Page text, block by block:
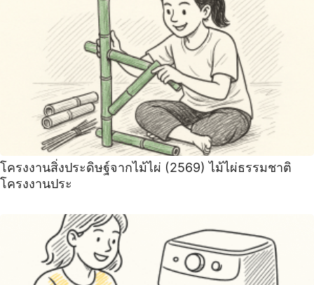
โครงงานสิ่งประดิษฐ์จากไม้ไผ่ (2569) ไม้ไผ่ธรรมชาติ
โครงงานประ